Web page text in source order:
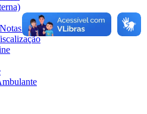
Fiscais